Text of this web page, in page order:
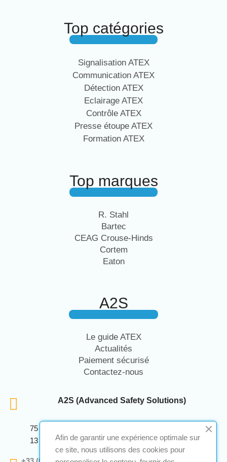
Top catégories
Signalisation ATEX
Communication ATEX
Détection ATEX
Eclairage ATEX
Contrôle ATEX
Presse étoupe ATEX
Formation ATEX
Top marques
R. Stahl
Bartec
CEAG Crouse-Hinds
Cortem
Eaton
A2S
Le guide ATEX
Actualités
Paiement sécurisé
Contactez-nous
A2S (Advanced Safety Solutions)
75 Avenue Marcellin Berthelot Anthelios Bâtiment E
13 290 Aix En Provence
Afin de garantir une expérience optimale sur
ce site, nous utilisons des cookies pour